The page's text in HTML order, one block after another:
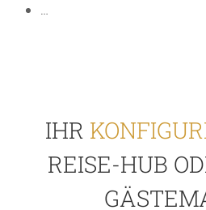
…
IHR
REISE-HUB